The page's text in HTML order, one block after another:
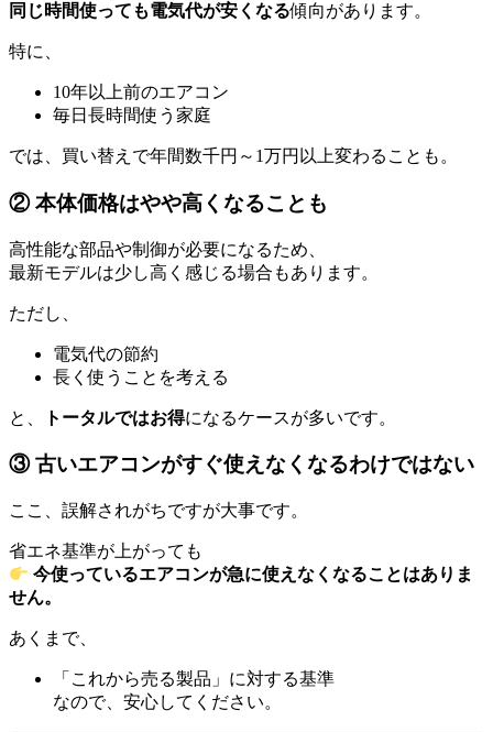
同じ時間使っても電気代が安くなる傾向があります。
特に、
10年以上前のエアコン
毎日長時間使う家庭
では、買い替えで年間数千円～1万円以上変わることも。
② 本体価格はやや高くなることも
高性能な部品や制御が必要になるため、
最新モデルは少し高く感じる場合もあります。
ただし、
電気代の節約
長く使うことを考える
と、 トータルではお得になるケースが多いです。
③ 古いエアコンがすぐ使えなくなるわけではない
ここ、誤解されがちですが大事です。
省エネ基準が上がっても
今使っているエアコンが急に使えなくなることはありま
せん。
あくまで、
「これから売る製品」に対する基準
なので、安心してください。